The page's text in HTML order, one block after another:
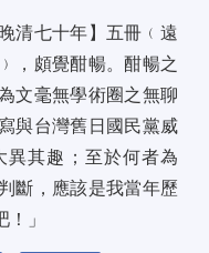
清七十年】五冊﹙遠
，頗覺酣暢。酣暢之
文毫無學術圈之無聊
與台灣舊日國民黨威
異其趣；至於何者為
斷，應該是我當年歷
」